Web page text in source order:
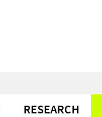
RESEARCH